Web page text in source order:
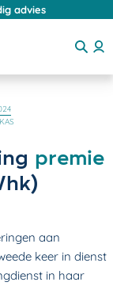
advies
premie
aan
keer in dienst
in haar